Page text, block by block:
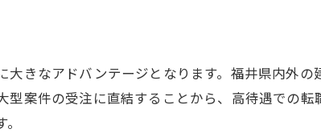
資格が土木計画資格取得に与える影響
県建専連が推進する資格取得の重要性
きなアドバンテージとなります。福井県内外
案件の受注に直結することから、高待遇での転